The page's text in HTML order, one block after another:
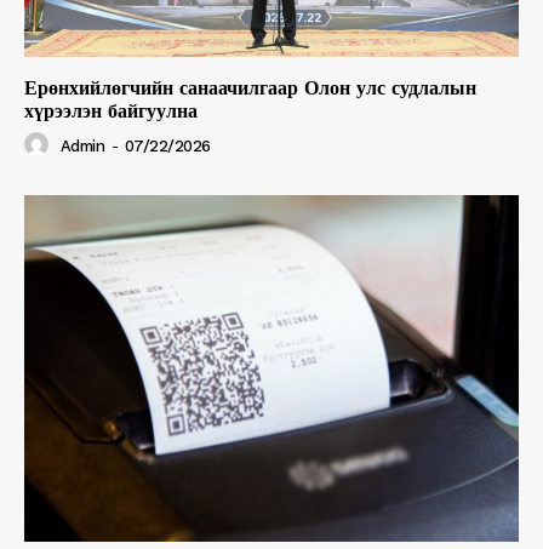
Ерөнхийлөгчийн санаачилгаар Олон улс судлалын
хүрээлэн байгуулна
Admin - 07/22/2026